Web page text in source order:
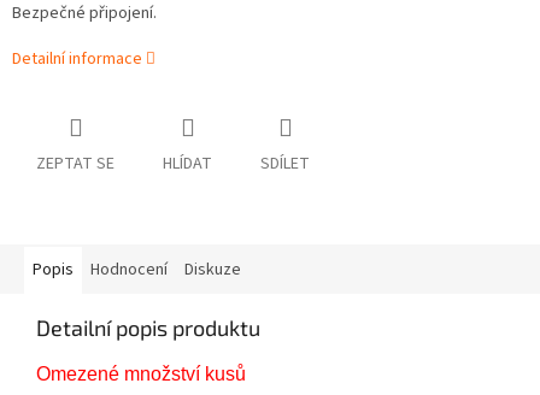
Bezpečné připojení.
Detailní informace
ZEPTAT SE HLÍDAT SDÍLET
Popis Hodnocení Diskuze
Detailní popis produktu
Omezené množství kusů